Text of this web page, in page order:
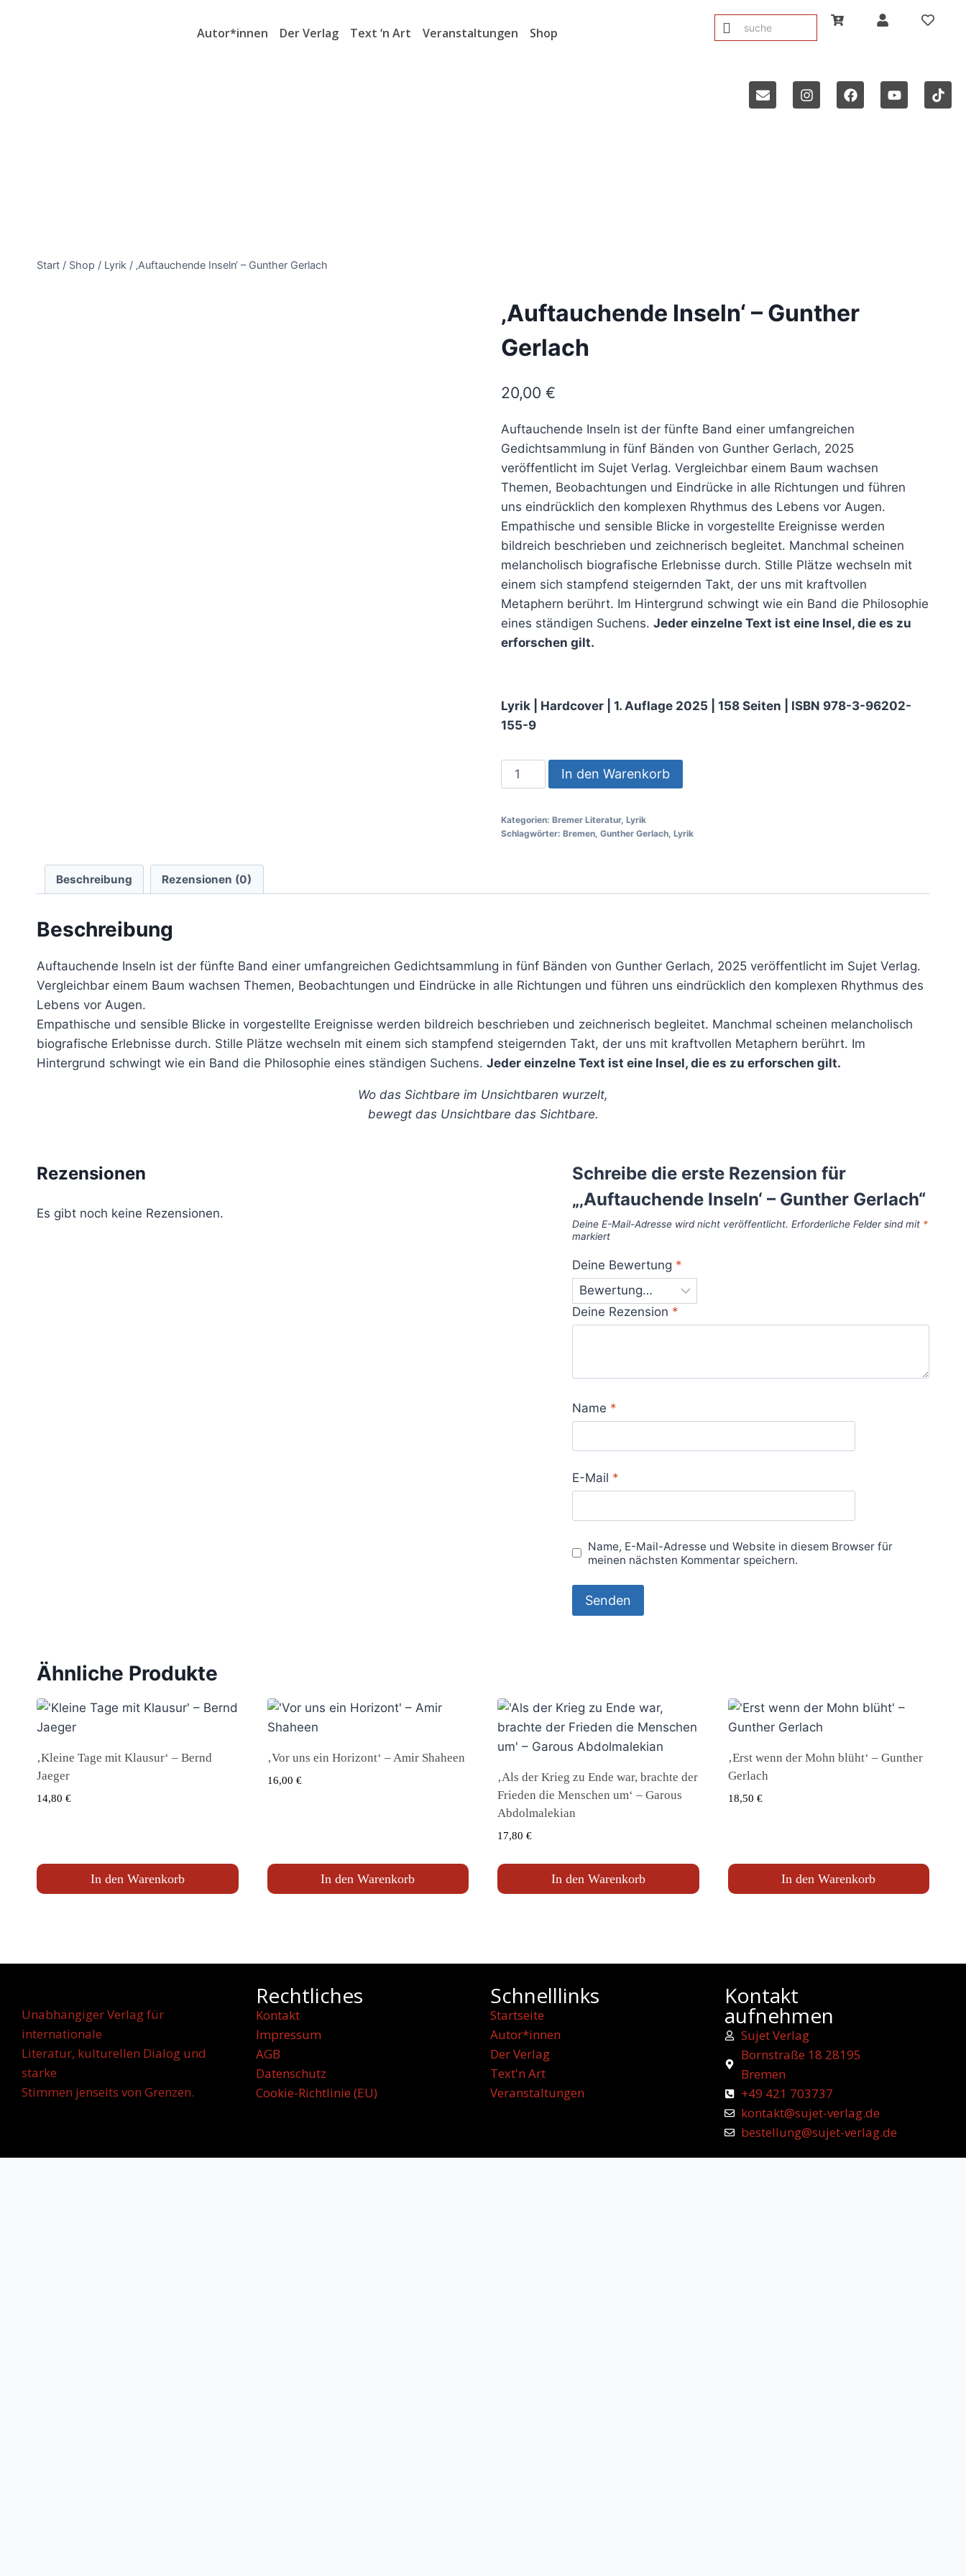
Autor*innen Der Verlag Text ‘n Art Veranstaltungen Shop
Start / Shop / Lyrik / ‚Auftauchende Inseln‘ – Gunther Gerlach
‚Auftauchende Inseln‘ – Gunther
Gerlach
20,00 €
Auftauchende Inseln ist der fünfte Band einer umfangreichen
Gedichtsammlung in fünf Bänden von Gunther Gerlach, 2025
veröffentlicht im Sujet Verlag. Vergleichbar einem Baum wachsen
Themen, Beobachtungen und Eindrücke in alle Richtungen und führen
uns eindrücklich den komplexen Rhythmus des Lebens vor Augen.
Empathische und sensible Blicke in vorgestellte Ereignisse werden
bildreich beschrieben und zeichnerisch begleitet. Manchmal scheinen
melancholisch biografische Erlebnisse durch. Stille Plätze wechseln mit
einem sich stampfend steigernden Takt, der uns mit kraftvollen
Metaphern berührt. Im Hintergrund schwingt wie ein Band die Philosophie
eines ständigen Suchens. Jeder einzelne Text ist eine Insel, die es zu
erforschen gilt.
Lyrik | Hardcover | 1. Auflage 2025 | 158 Seiten | ISBN 978-3-96202-
155-9
In den Warenkorb
Kategorien: Bremer Literatur, Lyrik
Schlagwörter: Bremen, Gunther Gerlach, Lyrik
Beschreibung Rezensionen (0)
Beschreibung
Auftauchende Inseln ist der fünfte Band einer umfangreichen Gedichtsammlung in fünf Bänden von Gunther Gerlach, 2025 veröffentlicht im Sujet Verlag.
Vergleichbar einem Baum wachsen Themen, Beobachtungen und Eindrücke in alle Richtungen und führen uns eindrücklich den komplexen Rhythmus des
Lebens vor Augen.
Empathische und sensible Blicke in vorgestellte Ereignisse werden bildreich beschrieben und zeichnerisch begleitet. Manchmal scheinen melancholisch
biografische Erlebnisse durch. Stille Plätze wechseln mit einem sich stampfend steigernden Takt, der uns mit kraftvollen Metaphern berührt. Im
Hintergrund schwingt wie ein Band die Philosophie eines ständigen Suchens. Jeder einzelne Text ist eine Insel, die es zu erforschen gilt.
Wo das Sichtbare im Unsichtbaren wurzelt,
bewegt das Unsichtbare das Sichtbare.
Rezensionen
Es gibt noch keine Rezensionen.
Schreibe die erste Rezension für
„‚Auftauchende Inseln‘ – Gunther Gerlach“
Deine E-Mail-Adresse wird nicht veröffentlicht. Erforderliche Felder sind mit *
markiert
Deine Bewertung *
Deine Rezension *
Name *
E-Mail *
Name, E-Mail-Adresse und Website in diesem Browser für
meinen nächsten Kommentar speichern.
Ähnliche Produkte
‚Kleine Tage mit Klausur‘ – Bernd
Jaeger
14,80 €
In den Warenkorb
‚Vor uns ein Horizont‘ – Amir Shaheen
16,00 €
In den Warenkorb
‚Als der Krieg zu Ende war, brachte der
Frieden die Menschen um‘ – Garous
Abdolmalekian
17,80 €
In den Warenkorb
‚Erst wenn der Mohn blüht‘ – Gunther
Gerlach
18,50 €
In den Warenkorb
Unabhängiger Verlag für
internationale
Literatur, kulturellen Dialog und
starke
Stimmen jenseits von Grenzen.
Rechtliches
Kontakt
Impressum
AGB
Datenschutz
Cookie-Richtlinie (EU)
Schnelllinks
Startseite
Autor*innen
Der Verlag
Text'n Art
Veranstaltungen
Kontakt
aufnehmen
Sujet Verlag
Bornstraße 18 28195
Bremen
+49 421 703737
kontakt@sujet-verlag.de
bestellung@sujet-verlag.de